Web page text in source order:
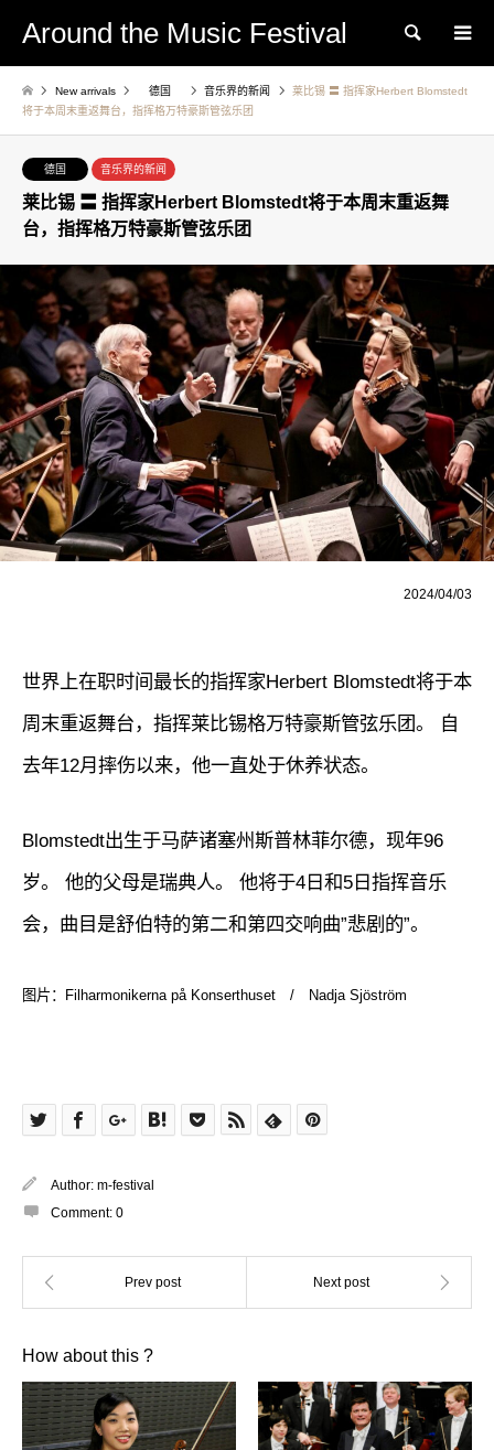
Around the Music Festival Search
New arrivals 德国 音乐界的新闻
莱比锡 〓 指挥家Herbert Blomstedt
将于本周末重返舞台，指挥格万特豪斯管弦乐团
德国 音乐界的新闻
莱比锡 〓 指挥家Herbert Blomstedt将于本周末重返舞
台，指挥格万特豪斯管弦乐团
2024/04/03
世界上在职时间最长的指挥家Herbert Blomstedt将于本
周末重返舞台，指挥莱比锡格万特豪斯管弦乐团。 自
去年12月摔伤以来，他一直处于休养状态。
Blomstedt出生于马萨诸塞州斯普林菲尔德，现年96
岁。 他的父母是瑞典人。 他将于4日和5日指挥音乐
会，曲目是舒伯特的第二和第四交响曲”悲剧的”。
图片：Filharmonikerna på Konserthuset / Nadja Sjöström
Author: m-festival
Comment: 0
How about this ?